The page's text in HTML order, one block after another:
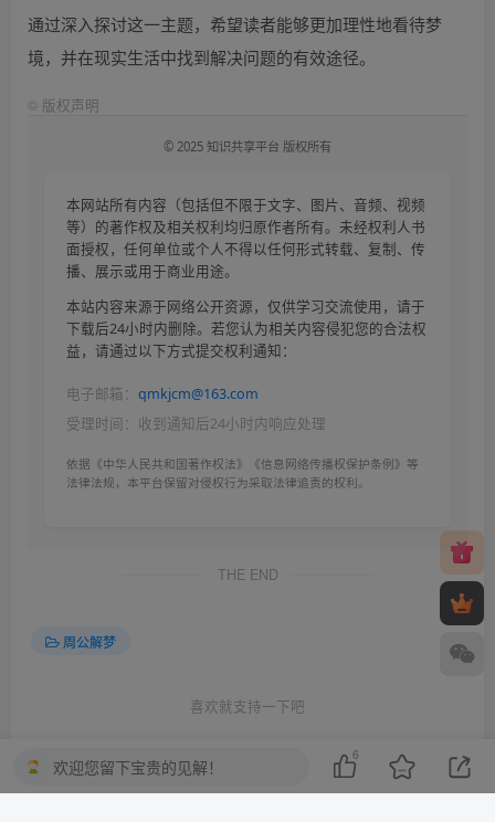
通过深入探讨这一主题，希望读者能够更加理性地看待梦
境，并在现实生活中找到解决问题的有效途径。
© 版权声明
© 2025 知识共享平台 版权所有
本网站所有内容（包括但不限于文字、图片、音频、视频
等）的著作权及相关权利均归原作者所有。未经权利人书
面授权，任何单位或个人不得以任何形式转载、复制、传
播、展示或用于商业用途。
本站内容来源于网络公开资源，仅供学习交流使用，请于
下载后24小时内删除。若您认为相关内容侵犯您的合法权
益，请通过以下方式提交权利通知：
电子邮箱： qmkjcm@163.com
受理时间：收到通知后24小时内响应处理
依据《中华人民共和国著作权法》《信息网络传播权保护条例》等
法律法规，本平台保留对侵权行为采取法律追责的权利。
THE END
周公解梦
喜欢就支持一下吧
点赞6 分享 收藏
欢迎您留下宝贵的见解！
6